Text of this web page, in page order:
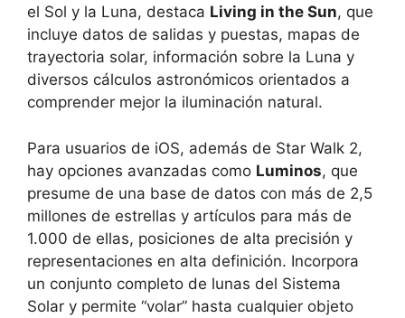
el Sol y la Luna, destaca Living in the Sun, que
incluye datos de salidas y puestas, mapas de
trayectoria solar, información sobre la Luna y
diversos cálculos astronómicos orientados a
comprender mejor la iluminación natural.
Para usuarios de iOS, además de Star Walk 2,
hay opciones avanzadas como Luminos, que
presume de una base de datos con más de 2,5
millones de estrellas y artículos para más de
1.000 de ellas, posiciones de alta precisión y
representaciones en alta definición. Incorpora
un conjunto completo de lunas del Sistema
Solar y permite “volar” hasta cualquier objeto